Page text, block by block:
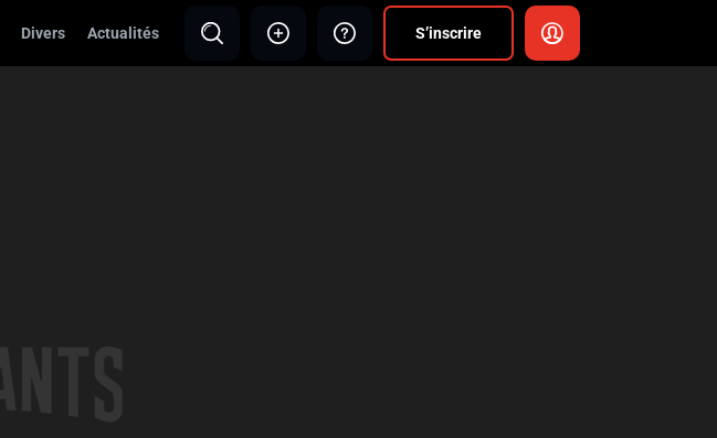
Divers Actualités S’inscrire